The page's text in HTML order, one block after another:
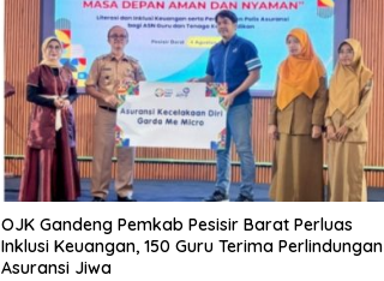
OJK Gandeng Pemkab Pesisir Barat Perluas
Inklusi Keuangan, 150 Guru Terima Perlindungan
Asuransi Jiwa